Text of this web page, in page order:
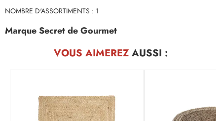
NOMBRE D'ASSORTIMENTS : 1
Marque Secret de Gourmet
VOUS AIMEREZAUSSI :